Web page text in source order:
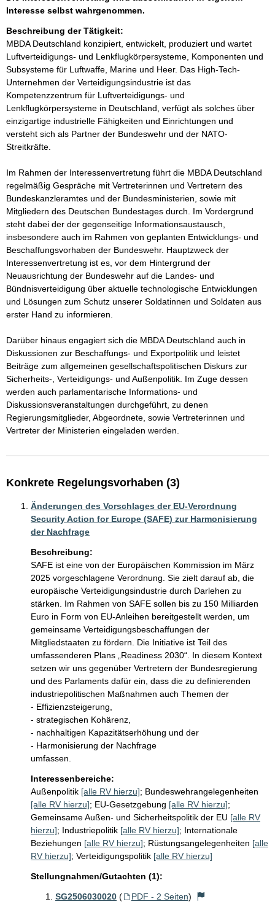
Interesse selbst wahrgenommen.
Beschreibung der Tätigkeit:
MBDA Deutschland konzipiert, entwickelt, produziert und wartet
Luftverteidigungs- und Lenkflugkörpersysteme, Komponenten und
Subsysteme für Luftwaffe, Marine und Heer. Das High-Tech-
Unternehmen der Verteidigungsindustrie ist das
Kompetenzzentrum für Luftverteidigungs- und
Lenkflugkörpersysteme in Deutschland, verfügt als solches über
einzigartige industrielle Fähigkeiten und Einrichtungen und
versteht sich als Partner der Bundeswehr und der NATO-
Streitkräfte.
Im Rahmen der Interessenvertretung führt die MBDA Deutschland
regelmäßig Gespräche mit Vertreterinnen und Vertretern des
Bundeskanzleramtes und der Bundesministerien, sowie mit
Mitgliedern des Deutschen Bundestages durch. Im Vordergrund
steht dabei der der gegenseitige Informationsaustausch,
insbesondere auch im Rahmen von geplanten Entwicklungs- und
Beschaffungsvorhaben der Bundeswehr. Hauptzweck der
Interessenvertretung ist es, vor dem Hintergrund der
Neuausrichtung der Bundeswehr auf die Landes- und
Bündnisverteidigung über aktuelle technologische Entwicklungen
und Lösungen zum Schutz unserer Soldatinnen und Soldaten aus
erster Hand zu informieren.
Darüber hinaus engagiert sich die MBDA Deutschland auch in
Diskussionen zur Beschaffungs- und Exportpolitik und leistet
Beiträge zum allgemeinen gesellschaftspolitischen Diskurs zur
Sicherheits-, Verteidigungs- und Außenpolitik. Im Zuge dessen
werden auch parlamentarische Informations- und
Diskussionsveranstaltungen durchgeführt, zu denen
Regierungsmitglieder, Abgeordnete, sowie Vertreterinnen und
Konkrete Regelungsvorhaben (3)
Änderungen des Vorschlages der EU-Verordnung
Security Action for Europe (SAFE) zur Harmonisierung
der Nachfrage
Beschreibung:
SAFE ist eine von der Europäischen Kommission im März
2025 vorgeschlagene Verordnung. Sie zielt darauf ab, die
europäische Verteidigungsindustrie durch Darlehen zu
stärken. Im Rahmen von SAFE sollen bis zu 150 Milliarden
Euro in Form von EU-Anleihen bereitgestellt werden, um
gemeinsame Verteidigungsbeschaffungen der
Mitgliedstaaten zu fördern. Die Initiative ist Teil des
umfassenderen Plans „Readiness 2030“. In diesem Kontext
setzen wir uns gegenüber Vertretern der Bundesregierung
und des Parlaments dafür ein, dass die zu definierenden
industriepolitischen Maßnahmen auch Themen der
- Effizienzsteigerung,
- strategischen Kohärenz,
- nachhaltigen Kapazitätserhöhung und der
- Harmonisierung der Nachfrage
umfassen.
Interessenbereiche:
Außenpolitik [alle RV hierzu]; Bundeswehrangelegenheiten
[alle RV hierzu]; EU-Gesetzgebung [alle RV hierzu];
Gemeinsame Außen- und Sicherheitspolitik der EU [alle RV
hierzu]; Industriepolitik [alle RV hierzu]; Internationale
Beziehungen [alle RV hierzu]; Rüstungsangelegenheiten [alle
RV hierzu]; Verteidigungspolitik [alle RV hierzu]
Stellungnahmen/Gutachten (1):
SG2506030020 ( PDF - 2 Seiten)